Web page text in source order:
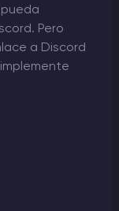
pueda
Pero
a Discord